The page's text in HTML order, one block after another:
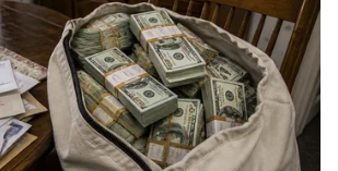
എ‌ടിഎമ്മുകൾക്കും മുന്നിൽ
1000 രൂപയുടെ
2000 രൂപയുടെ നോട്ടുകൾ
2000 രൂപയുടെ നോട്ടുകളുടെ
കഴിഞ്ഞ ദിവസം